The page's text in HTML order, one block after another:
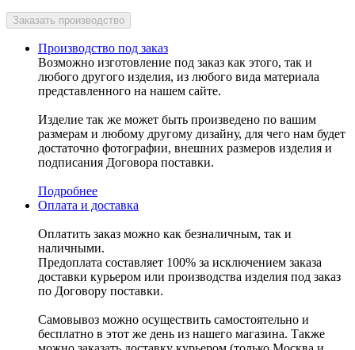
Производство под заказ
Возможно изготовление под заказ как этого, так и
любого другого изделия, из любого вида материала
представленного на нашем сайте.
Изделие так же может быть произведено по вашим
размерам и любому другому дизайну, для чего нам будет
достаточно фотографии, внешних размеров изделия и
подписания Договора поставки.
Подробнее
Оплата и доставка
Оплатить заказ можно как безналичным, так и
наличными.
Предоплата составляет 100% за исключением заказа
доставки курьером или производства изделия под заказ
по Договору поставки.
Самовывоз можно осуществить самостоятельно и
бесплатно в этот же день из нашего магазина. Также